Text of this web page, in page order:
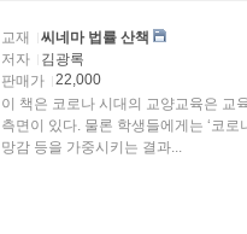
교재
씨네마 법률 산책
저자
김광록
판매가
22,000
이 책은 코로나 시대의 교양교육은 교
측면이 있다. 물론 학생들에게는 ‘코
망감 등을 가중시키는 결과...